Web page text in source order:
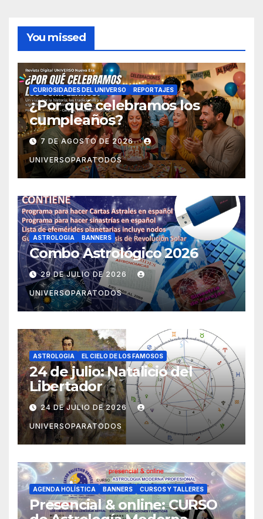
You missed
CURIOSIDADES DEL UNIVERSO REPORTAJES
¿Por qué celebramos los
cumpleaños?
7 DE AGOSTO DE 2026
UNIVERSOPARATODOS
ASTROLOGIA BANNERS
Combo Astrológico 2026
29 DE JULIO DE 2026
UNIVERSOPARATODOS
ASTROLOGIA EL CIELO DE LOS FAMOSOS
24 de julio: Natalicio del
Libertador
24 DE JULIO DE 2026
UNIVERSOPARATODOS
AGENDA HOLÍSTICA BANNERS CURSOS Y TALLERES
Presencial & online: CURSO